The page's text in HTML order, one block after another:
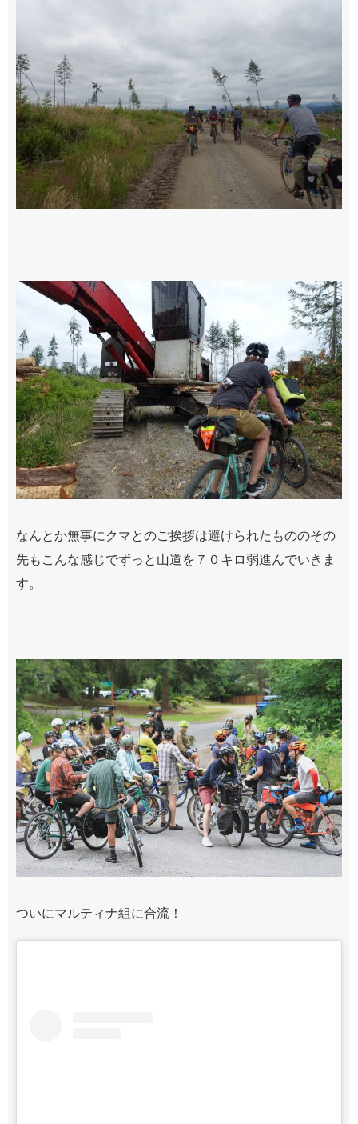
なんとか無事にクマとのご挨拶は避けられたもののその
先もこんな感じでずっと山道を７０キロ弱進んでいきま
す。
ついにマルティナ組に合流！